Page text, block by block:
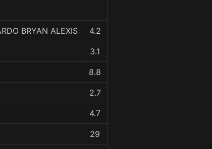
BRYAN ALEXIS 4.2
3.1
8.8
2.7
4.7
29